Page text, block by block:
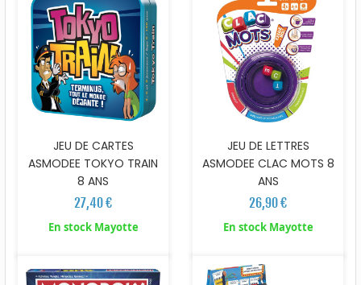
JEU DE CARTES
ASMODEE TOKYO TRAIN
8 ANS
27,40 €
En stock Mayotte
JEU DE LETTRES
ASMODEE CLAC MOTS 8
ANS
26,90 €
En stock Mayotte